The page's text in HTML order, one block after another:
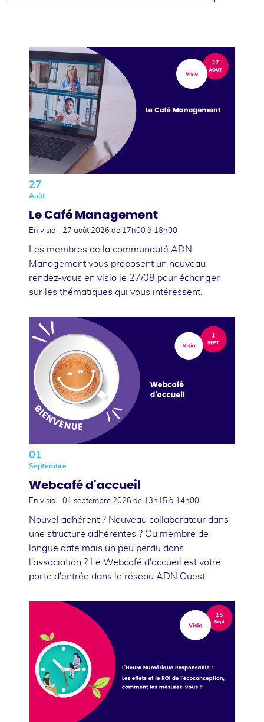
27
Août
Le Café Management
En visio - 27 août 2026 de 17h00 à 18h00
Les membres de la communauté ADN
Management vous proposent un nouveau
rendez-vous en visio le 27/08 pour échanger
sur les thématiques qui vous intéressent.
01
Septembre
Webcafé d'accueil
En visio - 01 septembre 2026 de 13h15 à 14h00
Nouvel adhérent ? Nouveau collaborateur dans
une structure adhérentes ? Ou membre de
longue date mais un peu perdu dans
l'association ? Le Webcafé d'accueil est votre
porte d'entrée dans le réseau ADN Ouest.